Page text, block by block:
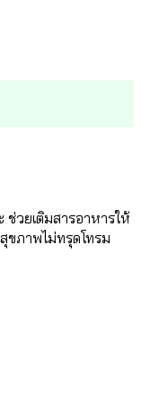
วยเติมสารอาหารให้
ภาพไม่ทรุดโทรม